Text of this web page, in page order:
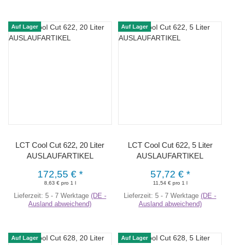
Auf Lager
LCT Cool Cut 622, 20 Liter
AUSLAUFARTIKEL
172,55 € *
8,63 € pro 1 l
Lieferzeit: 5 - 7 Werktage (DE -
Ausland abweichend)
Auf Lager
LCT Cool Cut 622, 5 Liter
AUSLAUFARTIKEL
57,72 € *
11,54 € pro 1 l
Lieferzeit:5 - 7 Werktage(DE -
Ausland abweichend)
Auf Lager Auf Lager